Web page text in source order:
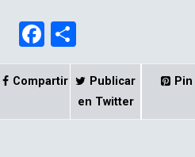
F
a
ce
o
m
p
Compartir
Publicar
en Twitter
Pin